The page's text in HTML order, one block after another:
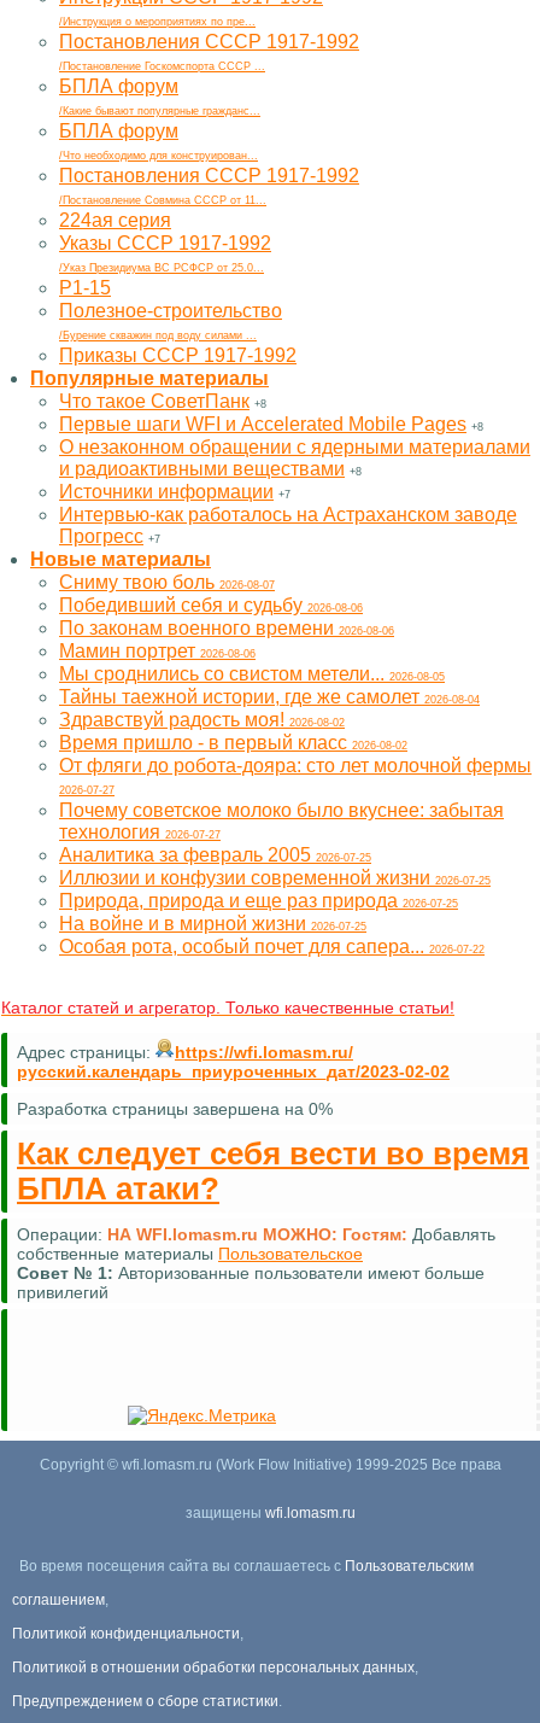
/Инструкция о мероприятиях по пре...
Постановления СССР 1917-1992
/Постановление Госкомспорта СССР ...
БПЛА форум
/Какие бывают популярные гражданс...
БПЛА форум
/Что необходимо для конструирован...
Постановления СССР 1917-1992
/Постановление Совмина СССР от 11...
224ая серия
Указы СССР 1917-1992
/Указ Президиума ВС РСФСР от 25.0...
Р1-15
Полезное-строительство
/Бурение скважин под воду силами ...
Приказы СССР 1917-1992
Популярные материалы
Что такое СоветПанк +8
Первые шаги WFI и Accelerated Mobile Pages +8
О незаконном обращении с ядерными материалами
и радиоактивными веществами +8
Источники информации +7
Интервью-как работалось на Астраханском заводе
Прогресс +7
Новые материалы
Cниму твою боль 2026-08-07
Победивший себя и судьбу 2026-08-06
По законам военного времени 2026-08-06
Мамин портрет 2026-08-06
Мы сроднились со свистом метели... 2026-08-05
Тайны таежной истории, где же самолет 2026-08-04
Здравствуй радость моя! 2026-08-02
Время пришло - в первый класс 2026-08-02
От фляги до робота-дояра: сто лет молочной фермы
2026-07-27
Почему советское молоко было вкуснее: забытая
технология 2026-07-27
Аналитика за февраль 2005 2026-07-25
Иллюзии и конфузии современной жизни 2026-07-25
Природа, природа и еще раз природа 2026-07-25
На войне и в мирной жизни 2026-07-25
Особая рота, особый почет для сапера... 2026-07-22
Каталог статей и агрегатор. Только качественные статьи!
Адрес страницы:
https://wfi.lomasm.ru/
русский.календарь_приуроченных_дат/2023-02-02
Разработка страницы завершена на 0%
Как следует себя вести во время
БПЛА атаки?
Операции: НА WFI.lomasm.ru МОЖНО: Гостям: Добавлять
собственные материалы Пользовательское
Совет № 1: Авторизованные пользователи имеют больше
привилегий
Copyright © wfi.lomasm.ru (Work Flow Initiative) 1999-2025 Все права
защищены wfi.lomasm.ru
Во время посещения сайта вы соглашаетесь с Пользовательским
соглашением,
Политикой конфиденциальности,
Политикой в отношении обработки персональных данных,
Предупреждением о сборе статистики.